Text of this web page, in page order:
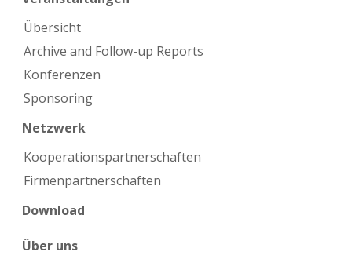
Übersicht
Archive and Follow-up Reports
Konferenzen
Sponsoring
Netzwerk
Kooperations­partnerschaften
Firmen­partnerschaften
Download
Über uns